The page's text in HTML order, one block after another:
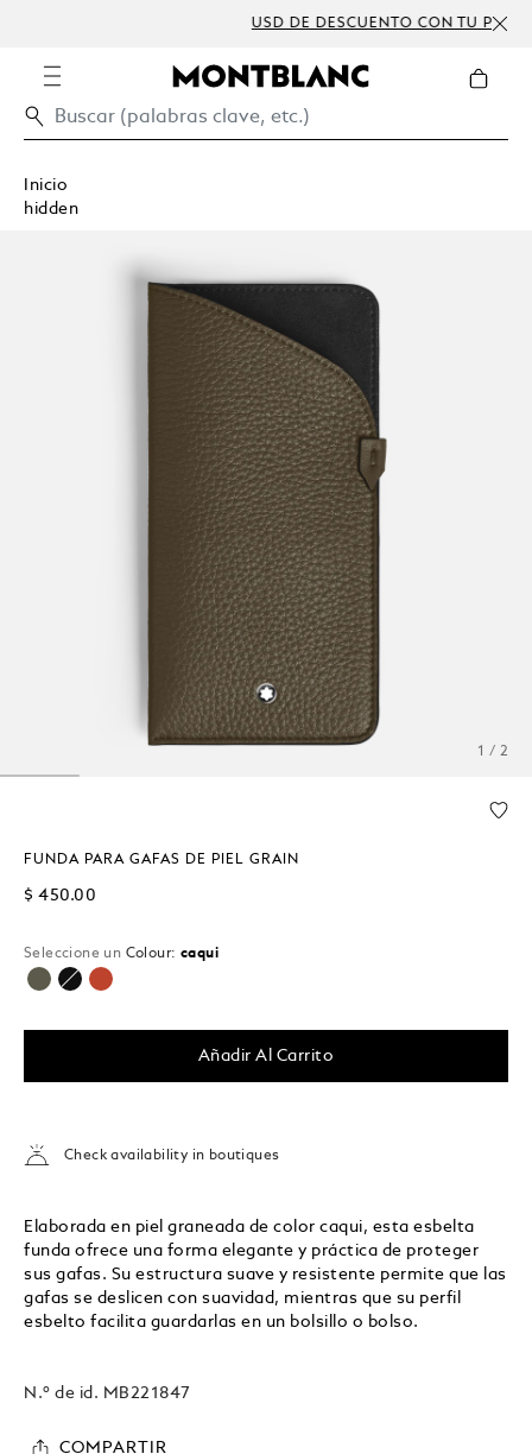
USD DE DESCUENTO CON TU PEDIDO SUPERIOR A
Inicio
hidden
1 / 2
FUNDA PARA GAFAS DE PIEL GRAIN
$ 450.00
Seleccione un Colour: caqui
seleccionado
Añadir Al Carrito
Check availability in boutiques
Elaborada en piel graneada de color caqui, esta esbelta
funda ofrece una forma elegante y práctica de proteger
sus gafas. Su estructura suave y resistente permite que las
gafas se deslicen con suavidad, mientras que su perfil
esbelto facilita guardarlas en un bolsillo o bolso.
N.º de id. MB221847
COMPARTIR